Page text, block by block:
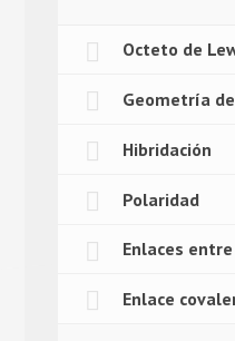
Octeto de
Geometría
Hibridación
Polaridad
Enlaces
Enlace